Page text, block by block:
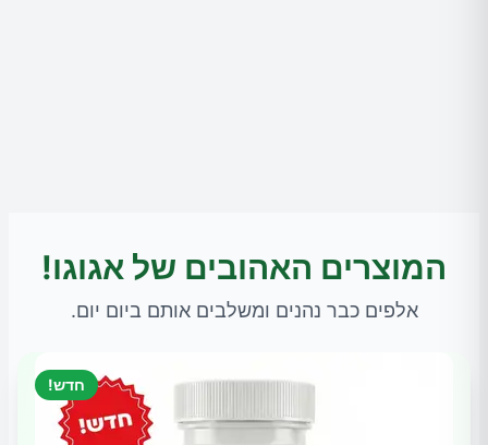
המוצרים האהובים של אגוגו!
אלפים כבר נהנים ומשלבים אותם ביום יום.
חדש!